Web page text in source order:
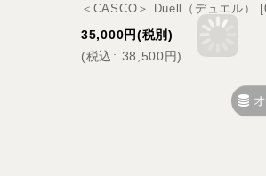
＜CASCO＞ Duell（デュエル） [
35,000円(税別)
(税込 : 38,500円)